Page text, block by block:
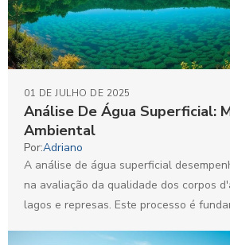
Análise De Água Superficial:
Ambiental
01 DE JULHO DE 2025
Por:Adriano
A análise de água superficial
na avaliação da qualidade dos corpos
lagos e represas. Este processo é